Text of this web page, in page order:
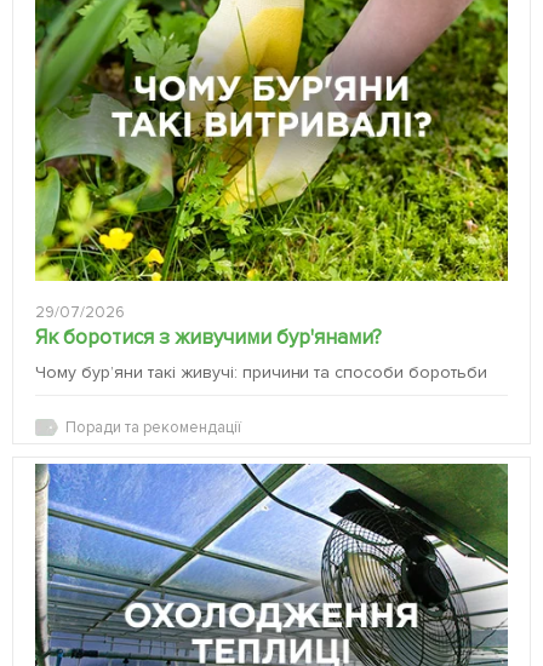
29/07/2026
Як боротися з живучими бур'янами?
Чому бур’яни такі живучі: причини та способи боротьби
Поради та рекомендації